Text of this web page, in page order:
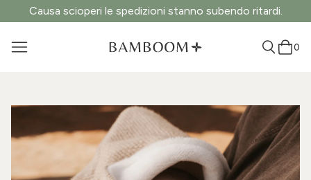
Causa scioperi le spedizioni stanno subendo ritardi.
0